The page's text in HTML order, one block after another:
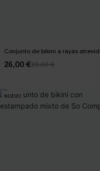
Conjunto de bikini a rayas
26,00 €29,00 €
NUEVO